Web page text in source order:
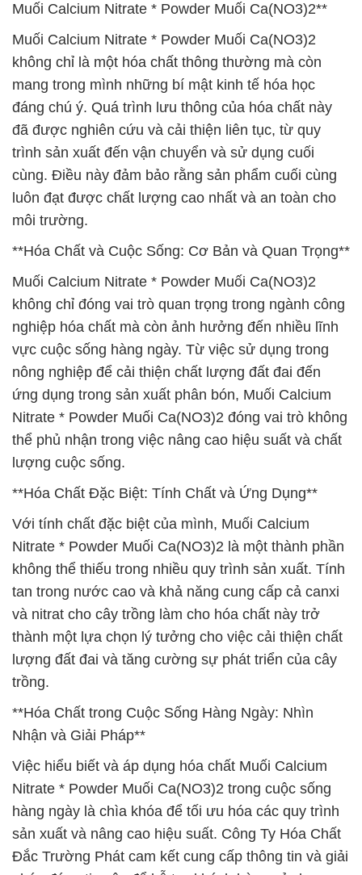
Muối Calcium Nitrate * Powder Muối Ca(NO3)2**
Muối Calcium Nitrate * Powder Muối Ca(NO3)2
không chỉ là một hóa chất thông thường mà còn
mang trong mình những bí mật kinh tế hóa học
đáng chú ý. Quá trình lưu thông của hóa chất này
đã được nghiên cứu và cải thiện liên tục, từ quy
trình sản xuất đến vận chuyển và sử dụng cuối
cùng. Điều này đảm bảo rằng sản phẩm cuối cùng
luôn đạt được chất lượng cao nhất và an toàn cho
môi trường.
**Hóa Chất và Cuộc Sống: Cơ Bản và Quan Trọng**
Muối Calcium Nitrate * Powder Muối Ca(NO3)2
không chỉ đóng vai trò quan trọng trong ngành công
nghiệp hóa chất mà còn ảnh hưởng đến nhiều lĩnh
vực cuộc sống hàng ngày. Từ việc sử dụng trong
nông nghiệp để cải thiện chất lượng đất đai đến
ứng dụng trong sản xuất phân bón, Muối Calcium
Nitrate * Powder Muối Ca(NO3)2 đóng vai trò không
thể phủ nhận trong việc nâng cao hiệu suất và chất
lượng cuộc sống.
**Hóa Chất Đặc Biệt: Tính Chất và Ứng Dụng**
Với tính chất đặc biệt của mình, Muối Calcium
Nitrate * Powder Muối Ca(NO3)2 là một thành phần
không thể thiếu trong nhiều quy trình sản xuất. Tính
tan trong nước cao và khả năng cung cấp cả canxi
và nitrat cho cây trồng làm cho hóa chất này trở
thành một lựa chọn lý tưởng cho việc cải thiện chất
lượng đất đai và tăng cường sự phát triển của cây
trồng.
**Hóa Chất trong Cuộc Sống Hàng Ngày: Nhìn
Nhận và Giải Pháp**
Việc hiểu biết và áp dụng hóa chất Muối Calcium
Nitrate * Powder Muối Ca(NO3)2 trong cuộc sống
hàng ngày là chìa khóa để tối ưu hóa các quy trình
sản xuất và nâng cao hiệu suất. Công Ty Hóa Chất
Đắc Trường Phát cam kết cung cấp thông tin và giải